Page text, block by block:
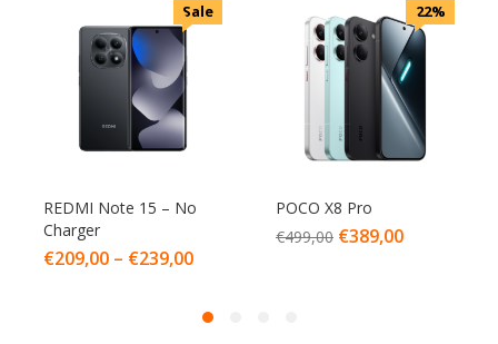
Sale
REDMI Note 15 – No
Charger
€209,00 – €239,00
22%
POCO X8 Pro
€499,00 €389,00